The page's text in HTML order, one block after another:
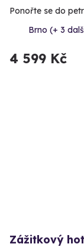
Ponořte se do
Brno (+ 3
4 599 Kč
Zážitkový